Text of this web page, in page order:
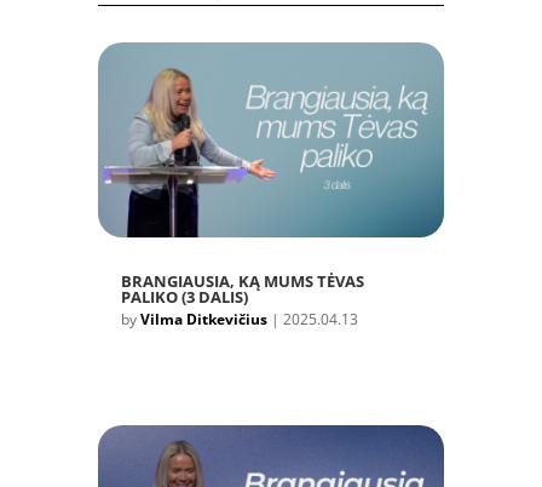
BRANGIAUSIA, KĄ MUMS TĖVAS
PALIKO (3 DALIS)
byVilma Ditkevičius| 2025.04.13